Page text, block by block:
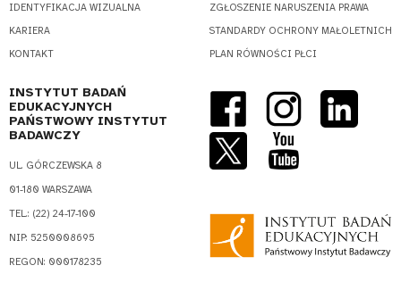
IDENTYFIKACJA WIZUALNA
KARIERA
KONTAKT
ZGŁOSZENIE NARUSZENIA PRAWA
STANDARDY OCHRONY MAŁOLETNICH
PLAN RÓWNOŚCI PŁCI
INSTYTUT BADAŃ
EDUKACYJNYCH
PAŃSTWOWY INSTYTUT
BADAWCZY
UL. GÓRCZEWSKA 8
01-180 WARSZAWA
TEL.: (22) 24-17-100
NIP: 5250008695
REGON: 000178235